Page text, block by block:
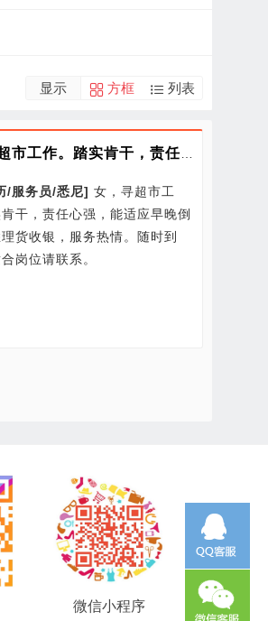
显示 方框 列表
/服务员/悉尼] 女，寻超市工
干，责任心强，能适应早晚倒
货收银，服务热情。随时到
岗位请联系。
微信小程序